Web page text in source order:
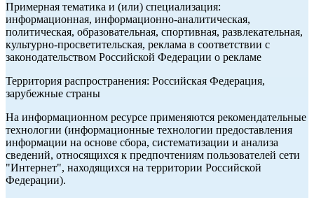
Примерная тематика и (или) специализация:
информационная, информационно-аналитическая,
политическая, образовательная, спортивная, развлекательная,
культурно-просветительская, реклама в соответствии с
законодательством Российской Федерации о рекламе
Территория распространения: Российская Федерация,
зарубежные страны
На информационном ресурсе применяются рекомендательные
технологии (информационные технологии предоставления
информации на основе сбора, систематизации и анализа
сведений, относящихся к предпочтениям пользователей сети
"Интернет", находящихся на территории Российской
Федерации).